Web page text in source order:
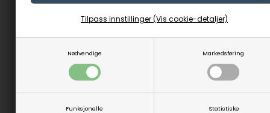
Nødvendige Markedsføring
Funksjonelle Statistiske
Tilpass innstillinger (Vis cookie-detaljer)
149,00NOK
Suppegryte, emaljert -
NOK